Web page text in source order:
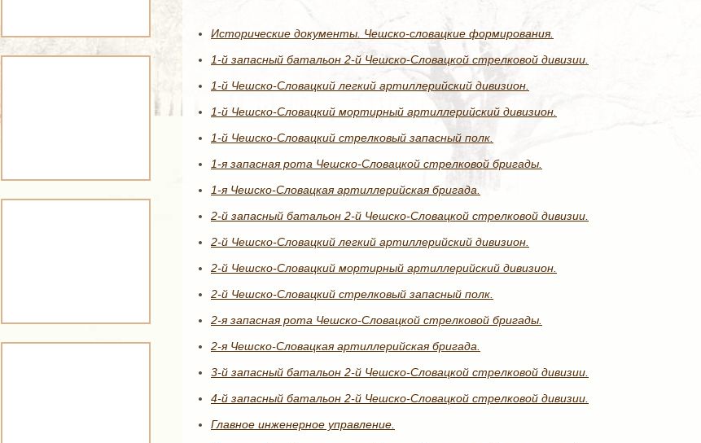
Исторические документы. Чешско-словацкие формирования.
1-й запасный батальон 2-й Чешско-Словацкой стрелковой дивизии.
1-й Чешско-Словацкий легкий артиллерийский дивизион.
1-й Чешско-Словацкий мортирный артиллерийский дивизион.
1-й Чешско-Словацкий стрелковый запасный полк.
1-я запасная рота Чешско-Словацкой стрелковой бригады.
1-я Чешско-Словацкая артиллерийская бригада.
2-й запасный батальон 2-й Чешско-Словацкой стрелковой дивизии.
2-й Чешско-Словацкий легкий артиллерийский дивизион.
2-й Чешско-Словацкий мортирный артиллерийский дивизион.
2-й Чешско-Словацкий стрелковый запасный полк.
2-я запасная рота Чешско-Словацкой стрелковой бригады.
2-я Чешско-Словацкая артиллерийская бригада.
3-й запасный батальон 2-й Чешско-Словацкой стрелковой дивизии.
4-й запасный батальон 2-й Чешско-Словацкой стрелковой дивизии.
Главное инженерное управление.